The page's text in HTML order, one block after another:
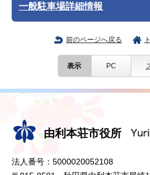
一般駐車場詳細情報
前のページへ戻る
表示 PC
由利本荘市役所
法人番号：5000020052108